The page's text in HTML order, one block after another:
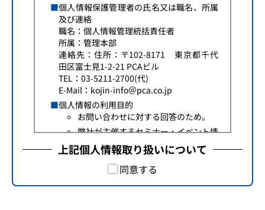
個人情報保護管理者の氏名又は職名、所属
及び連絡
職名：個人情報管理統括責任者
所属：管理本部
連絡先：住所：〒102-8171 東京都千代
田区富士見1-2-21 PCAビル
TEL：03-5211-2700(代)
E-Mail：kojin-info＠pca.co.jp
個人情報の利用目的
お問い合わせに対する回答のため。
弊社が主催するセミナー・イベント情
報、製品に関する情報提供をする場合
に使用させていただきます。
個人情報の第三者提供について
上記個人情報取り扱いについて
同意する